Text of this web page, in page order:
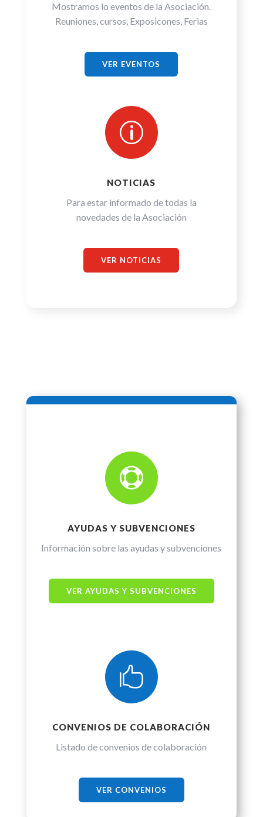
Mostramos lo eventos de la Asociación.
Reuniones, cursos, Exposicones, Ferias
VER EVENTOS
p
NOTICIAS
Para estar informado de todas la
novedades de la Asociación
VER NOTICIAS

AYUDAS Y SUBVENCIONES
Información sobre las ayudas y subvenciones
VER AYUDAS Y SUBVENCIONES

CONVENIOS DE COLABORACIÓN
Listado de convenios de colaboración
VER CONVENIOS